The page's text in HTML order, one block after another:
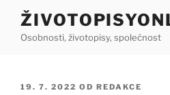
Přejít
obsahuOsobnosti, životopisy, společnost
PUBLIKOVÁNO
19. 7. 2022 OD REDAKCE